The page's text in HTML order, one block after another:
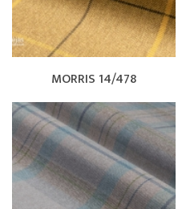
MORRIS 14/478